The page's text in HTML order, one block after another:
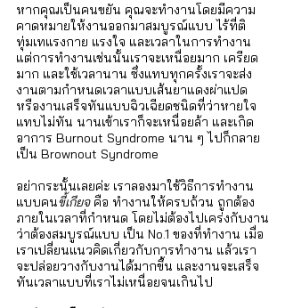
หากคุณเป็นคนขยัน คุณจะทำงานโดยมีความ
คาดหมายให้งานออกมาสมบูรณ์แบบ ไร้ที่ติ
ทุ่มเทแรงกาย แรงใจ และเวลาในการทำงาน
แต่การทำงานเช่นนั้นเราจะเหนื่อยมาก เครียด
มาก และใช้เวลานาน ซึ่งแทบทุกครั้งเราจะส่ง
งานตามกำหนดเวลาแบบเส้นยาแดงผ่าแปด
หรืองานเสร็จทันแบบฉิวเฉียดชนิดที่ว่าหายใจ
แทบไม่ทัน นานเข้าเราก็จะเหนื่อยล้า และเกิด
อาการ Burnout Syndrome นาน ๆ ไปก็กลาย
เป็น Brownout Syndrome
อย่ากระนั้นเลยค่ะ เราลองมาใช้วิธีการทำงาน
แบบคนขี้เกียจ คือ ทำงานให้ครบถ้วน ถูกต้อง
ภายในเวลาที่กำหนด โดยไม่ต้องไปเคร่งกับงาน
ว่าต้องสมบูรณ์แบบ เป็น No.1 ของที่ทำงาน เมื่อ
เราเปลี่ยนแนวคิดเกี่ยวกับการทำงาน แล้วเรา
จะปล่อยวางกับงานได้มากขึ้น และงานจะเสร็จ
ทันเวลาแบบที่เราไม่เหนื่อยจนเกินไป